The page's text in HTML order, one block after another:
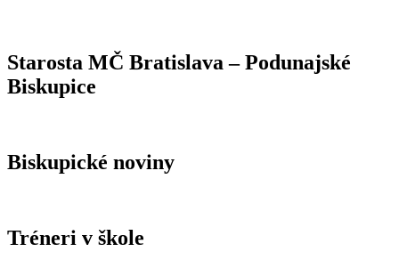
Starosta MČ Bratislava – Podunajské
Biskupice
Biskupické noviny
Tréneri v škole